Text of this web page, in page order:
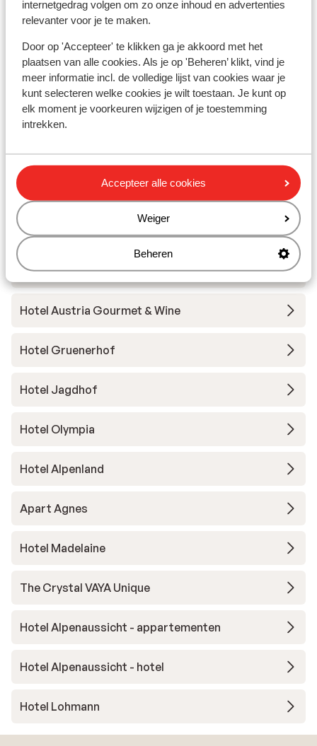
internetgedrag volgen om zo onze inhoud en advertenties
relevanter voor je te maken.
Door op 'Accepteer' te klikken ga je akkoord met het
plaatsen van alle cookies. Als je op 'Beheren’ klikt, vind je
meer informatie incl. de volledige lijst van cookies waar je
kunt selecteren welke cookies je wilt toestaan. Je kunt op
elk moment je voorkeuren wijzigen of je toestemming
intrekken.
Accepteer alle cookies
Weiger
Beheren
Rustig gelegen
Skipas, -les en verhuur
Skipas
Skilessen
Skimateriaal
Andere accommodaties in Obergurgl-
Hochgurgl
Alpen-Wellness Resort Hochfirst
Hotel Austria Gourmet & Wine
Hotel Gruenerhof
Hotel Jagdhof
Hotel Olympia
Hotel Alpenland
Apart Agnes
Hotel Madelaine
The Crystal VAYA Unique
Hotel Alpenaussicht - appartementen
Hotel Alpenaussicht - hotel
Hotel Lohmann